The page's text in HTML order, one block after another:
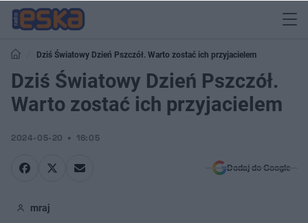
Dziś Światowy Dzień Pszczół. Warto zostać ich przyjacielem
Dziś Światowy Dzień Pszczół.
Warto zostać ich przyjacielem
2024-05-20 16:05
Dodaj do Google
mraj